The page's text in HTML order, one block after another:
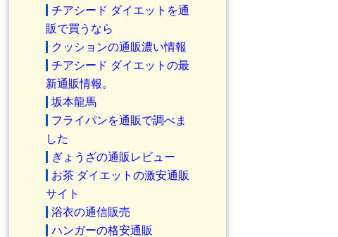
チアシード ダイエットを通
販で買うなら
クッションの通販濃い情報
チアシード ダイエットの最
新通販情報。
坂本龍馬
フライパンを通販で調べま
した
ぎょうざの通販レビュー
お茶 ダイエットの激安通販
サイト
浴衣の通信販売
ハンガーの格安通販